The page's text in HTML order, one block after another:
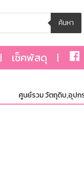
ค้นหา
เช็คพัสดุ
ศูนย์รวม วัตถุดิบ,อุปกร